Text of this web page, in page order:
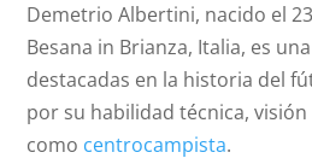
Demetrio Albertini, nacido el
Besana in Brianza, Italia, es
destacadas en la historia del
por su habilidad técnica, visión
como centrocampista.